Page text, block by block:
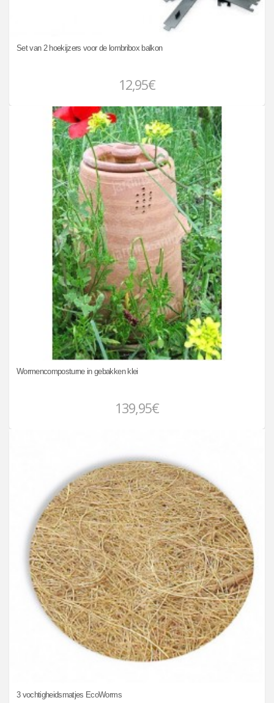
Set van 2 hoekijzers voor de lombribox balkon
12,95€
Wormencomposturne in gebakken klei
139,95€
3 vochtigheidsmatjes EcoWorms